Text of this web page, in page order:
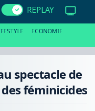
REPLAY
ECONOMIE
spectacle de
féminicides